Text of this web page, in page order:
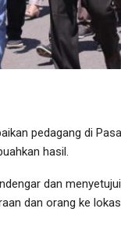
pedagang di
hasil.
dan
dan orang ke